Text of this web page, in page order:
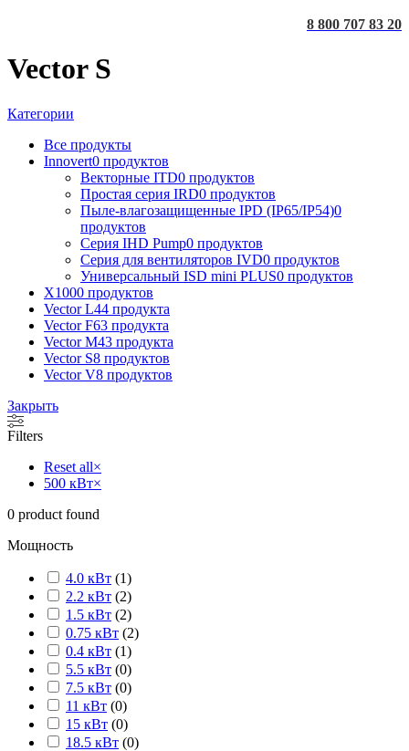
8 800 707 83 20
Vector S
Категории
Все продукты
Innovert0 продуктов
Векторные ITD0 продуктов
Простая серия IRD0 продуктов
Пыле-влагозащищенные IPD (IP65/IP54)0
продуктов
Серия IHD Pump0 продуктов
Серия для вентиляторов IVD0 продуктов
Универсальный ISD mini PLUS0 продуктов
X1000 продуктов
Vector L44 продукта
Vector F63 продукта
Vector M43 продукта
Vector S8 продуктов
Vector V8 продуктов
Закрыть
Filters
Reset all×
500 кВт×
0 product found
Мощность
4.0 кВт (1)
2.2 кВт (2)
1.5 кВт (2)
0.75 кВт (2)
0.4 кВт (1)
5.5 кВт (0)
7.5 кВт (0)
11 кВт (0)
15 кВт (0)
18.5 кВт (0)